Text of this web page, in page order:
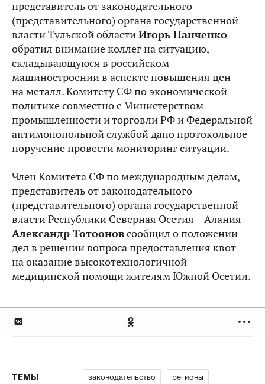
представитель от законодательного
(представительного) органа государственной
власти Тульской областиИгорь Панченко
обратил внимание коллег на ситуацию,
складывающуюся в российском
машиностроении в аспекте повышения цен
на металл. Комитету СФ по экономической
политике совместно с Министерством
промышленности и торговли РФ и Федеральной
антимонопольной службойдано протокольное
поручение провести мониторинг ситуации.
Член Комитета СФ по международным делам,
представитель от законодательного
(представительного) органа государственной
власти Республики Северная Осетия – Алания
Александр Тотооновсообщил о положении
дел в решении вопроса предоставления квот
на оказание высокотехнологичной
медицинской помощи жителям Южной Осетии.
ТЕМЫ законодательство регионы